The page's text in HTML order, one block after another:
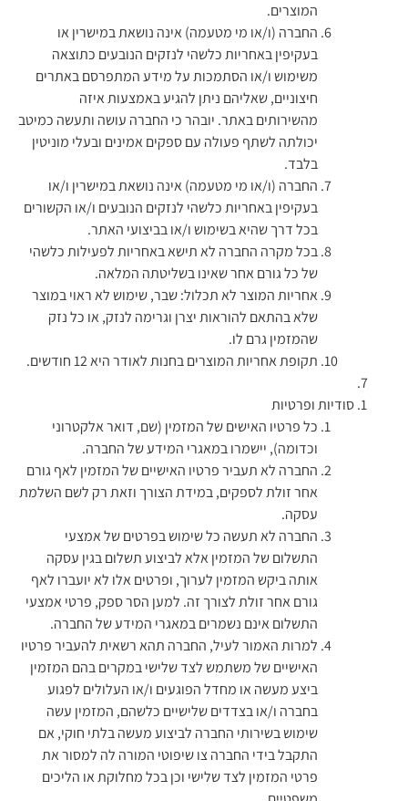
המוצרים.
החברה (ו/או מי מטעמה) אינה נושאת במישרין או
בעקיפין באחריות כלשהי לנזקים הנובעים כתוצאה
משימוש ו/או הסתמכות על מידע המתפרסם באתרים
חיצוניים, שאליהם ניתן להגיע באמצעות איזה
מהשירותים באתר. יובהר כי החברה עושה ותעשה כמיטב
יכולתה לשתף פעולה עם ספקים אמינים ובעלי מוניטין
בלבד.
החברה (ו/או מי מטעמה) אינה נושאת במישרין ו/או
בעקיפין באחריות כלשהי לנזקים הנובעים ו/או הקשורים
בכל דרך שהיא בשימוש ו/או בביצועי האתר.
בכל מקרה החברה לא תישא באחריות לפעילות כלשהי
של כל גורם אחר שאינו בשליטתה המלאה.
אחריות המוצר לא תכלול: שבר, שימוש לא ראוי במוצר
שלא בהתאם להוראות יצרן וגרימה לנזק, או כל נזק
שהמזמין גרם לו.
תקופת אחריות המוצרים בחנות לאודר היא 12 חודשים.
סודיות ופרטיות
כל פרטיו האישים של המזמין (שם, דואר אלקטרוני
וכדומה), יישמרו במאגרי המידע של החברה.
החברה לא תעביר פרטיו האישיים של המזמין לאף גורם
אחר זולת לספקים, במידת הצורך וזאת רק לשם השלמת
עסקה.
החברה לא תעשה כל שימוש בפרטים של אמצעי
התשלום של המזמין אלא לביצוע תשלום בגין עסקה
אותה ביקש המזמין לערוך, ופרטים אלו לא יועברו לאף
גורם אחר זולת לצורך זה. למען הסר ספק, פרטי אמצעי
התשלום אינם נשמרים במאגרי המידע של החברה.
למרות האמור לעיל, החברה תהא רשאית להעביר פרטיו
האישיים של משתמש לצד שלישי במקרים בהם המזמין
ביצע מעשה או מחדל הפוגעים ו/או העלולים לפגוע
בחברה ו/או בצדדים שלישיים כלשהם, המזמין עשה
שימוש בשירותי החברה לביצוע מעשה בלתי חוקי, אם
התקבל בידי החברה צו שיפוטי המורה לה למסור את
פרטי המזמין לצד שלישי וכן בכל מחלוקת או הליכים